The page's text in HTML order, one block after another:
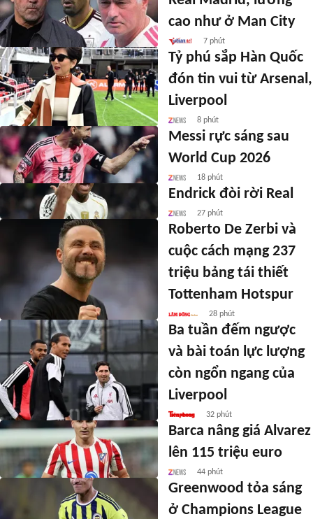
cao như ở Man City
7 phút
Tỷ phú sắp Hàn Quốc
đón tin vui từ Arsenal,
Liverpool
8 phút
Messi rực sáng sau
World Cup 2026
18 phút
Endrick đòi rời Real
27 phút
Roberto De Zerbi và
cuộc cách mạng 237
triệu bảng tái thiết
Tottenham Hotspur
28 phút
Ba tuần đếm ngược
và bài toán lực lượng
còn ngổn ngang của
Liverpool
32 phút
Barca nâng giá Alvarez
lên 115 triệu euro
44 phút
Greenwood tỏa sáng
ở Champions League